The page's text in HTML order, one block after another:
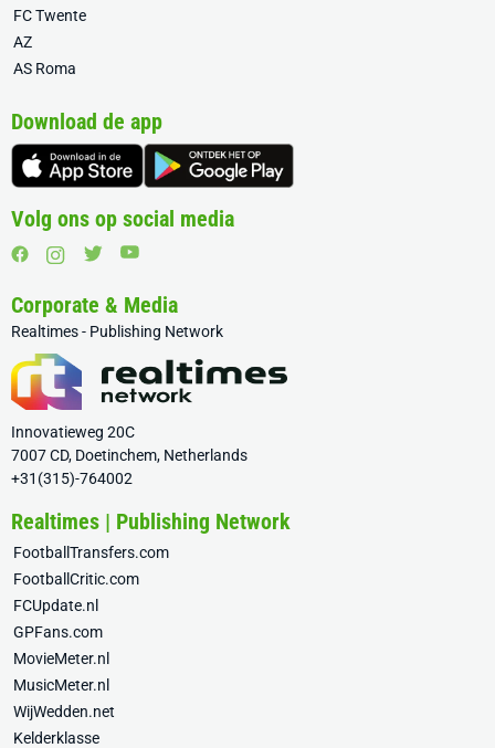
FC Twente
AZ
AS Roma
Download de app
Volg ons op social media
Corporate & Media
Realtimes - Publishing Network
Innovatieweg 20C
7007 CD, Doetinchem, Netherlands
+31(315)-764002
Realtimes | Publishing Network
FootballTransfers.com
FootballCritic.com
FCUpdate.nl
GPFans.com
MovieMeter.nl
MusicMeter.nl
WijWedden.net
Kelderklasse